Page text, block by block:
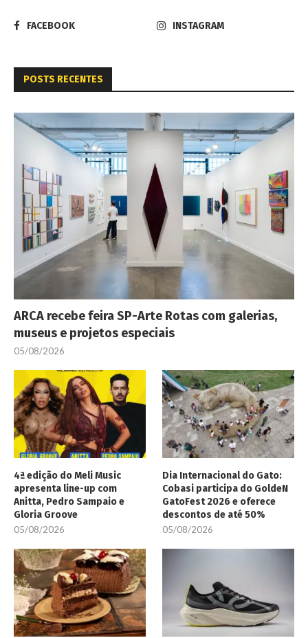
FACEBOOK INSTAGRAM
POSTS RECENTES
ARCA recebe feira SP-Arte Rotas com galerias,
museus e projetos especiais
05/08/2026
4ª edição do Meli Music
apresenta line-up com
Anitta, Pedro Sampaio e
Gloria Groove
05/08/2026
Dia Internacional do Gato:
Cobasi participa do GoldeN
GatoFest 2026 e oferece
descontos de até 50%
05/08/2026